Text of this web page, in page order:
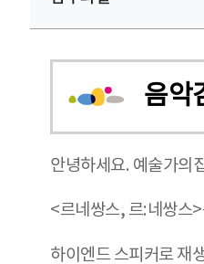
음악
안녕하세요. 예술가의
<르네쌍스, 르:네쌍스
하이엔드 스피커로 재